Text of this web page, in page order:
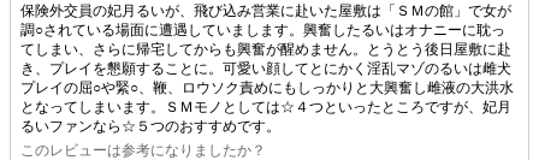
保険外交員の妃月るいが、飛び込み営業に赴いた屋敷は「ＳＭの館」で女が
調○されている場面に遭遇していまします。興奮したるいはオナニーに耽っ
てしまい、さらに帰宅してからも興奮が醒めません。とうとう後日屋敷に赴
き、プレイを懇願することに。可愛い顔してとにかく淫乱マゾのるいは雌犬
プレイの屈○や緊○、鞭、ロウソク責めにもしっかりと大興奮し雌液の大洪水
となってしまいます。ＳＭモノとしては☆４つといったところですが、妃月
るいファンなら☆５つのおすすめです。
このレビューは参考になりましたか？